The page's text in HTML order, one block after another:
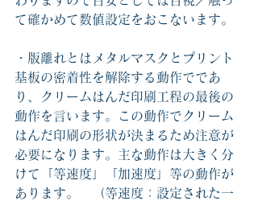
て確かめて数値設定をおこないます。
・版離れとはメタルマスクとプリント
基板の密着性を解除する動作でであ
り、クリームはんだ印刷工程の最後の
動作を言います。この動作でクリーム
はんだ印刷の形状が決まるため注意が
必要になります。主な動作は大きく分
けて「等速度」「加速度」等の動作が
あります。　（等速度：設定された一